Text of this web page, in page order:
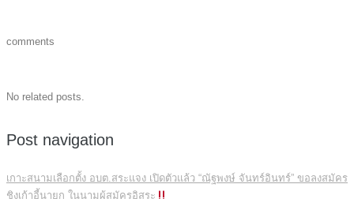
comments
No related posts.
Post navigation
เกาะสนามเลือกตั้ง อบต.สระแจง เปิดตัวแล้ว “ณัฐพงษ์ จันทร์อินทร์” ขอลงสมัคร
ชิงเก้าอี้นายก ในนามผู้สมัครอิสระ